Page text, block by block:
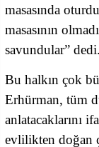
masasında
masasının
savundular” dedi.
Bu halkın çok
Erhürman, tüm
anlatacaklarını
evlilikten doğan